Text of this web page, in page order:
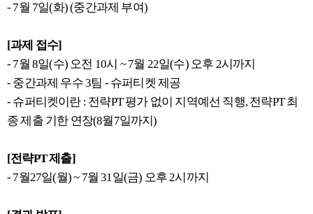
- 7월 7일(화) (중간과제 부여)
[과제 접수]
- 7월 8일(수) 오전 10시 ~ 7월 22일(수) 오후 2시까지
- 중간과제 우수 3팀 - 슈퍼티켓 제공
- 슈퍼티켓이란 : 전략PT 평가 없이 지역예선 직행, 전략PT 최
종 제출 기한 연장(8월7일까지)
[전략PT 제출]
- 7월27일(월) ~ 7월 31일(금) 오후 2시까지